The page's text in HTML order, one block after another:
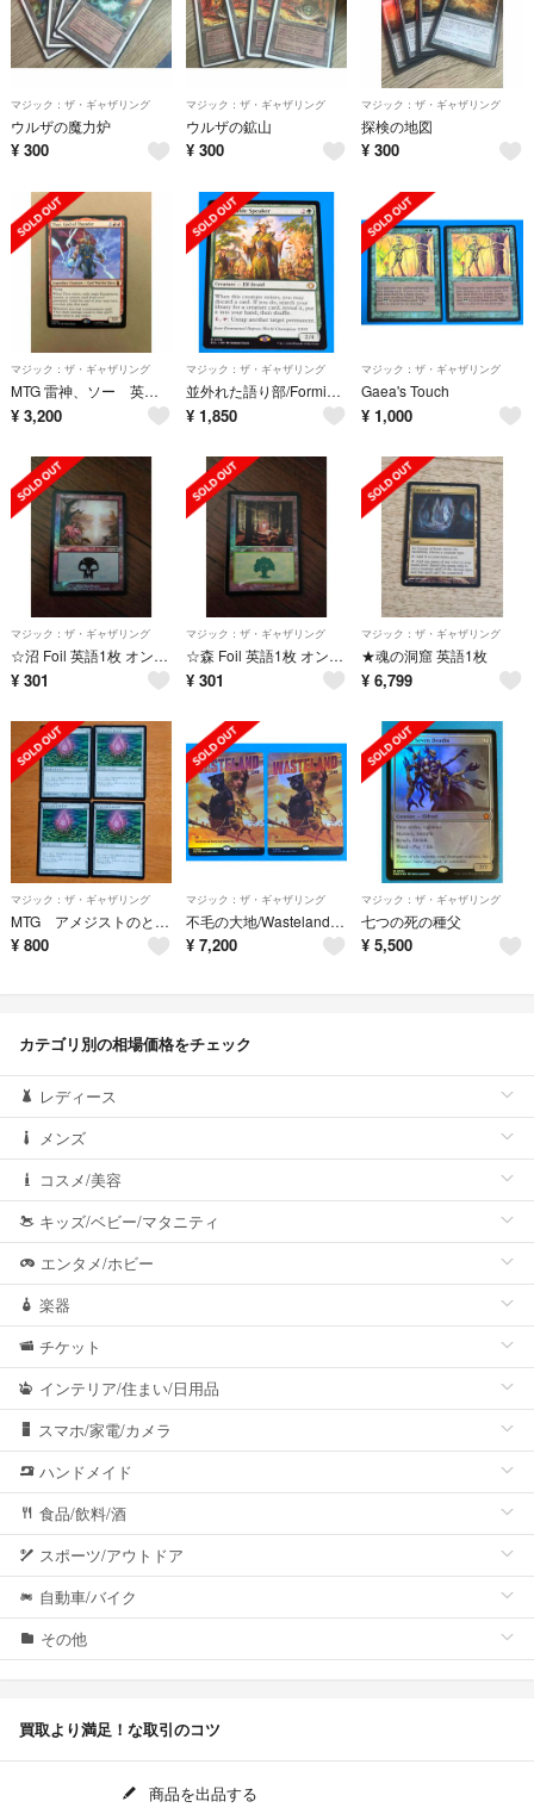
マジック：ザ・ギャザリング
ウルザの魔力炉
¥ 300
マジック：ザ・ギャザリング
ウルザの鉱山
¥ 300
マジック：ザ・ギャザリング
探検の地図
¥ 300
マジック：ザ・ギャザリング
MTG 雷神、ソー 英 マーベル MSH
¥ 3,200
マジック：ザ・ギャザリング
並外れた語り部/Formidable Speaker
¥ 1,850
マジック：ザ・ギャザリング
Gaea's Touch
¥ 1,000
マジック：ザ・ギャザリング
☆沼 Foil 英語1枚 オンスロート
¥ 301
マジック：ザ・ギャザリング
☆森 Foil 英語1枚 オンスロート
¥ 301
マジック：ザ・ギャザリング
★魂の洞窟 英語1枚
¥ 6,799
マジック：ザ・ギャザリング
MTG アメジストのとげ 日本語 4枚
¥ 800
マジック：ザ・ギャザリング
不毛の大地/Wasteland 通常Foil
¥ 7,200
マジック：ザ・ギャザリング
七つの死の種父
¥ 5,500
カテゴリ別の相場価格をチェック
レディース
メンズ
コスメ/美容
キッズ/ベビー/マタニティ
エンタメ/ホビー
楽器
チケット
インテリア/住まい/日用品
スマホ/家電/カメラ
ハンドメイド
食品/飲料/酒
スポーツ/アウトドア
自動車/バイク
その他
買取より満足！な取引のコツ
商品を出品する